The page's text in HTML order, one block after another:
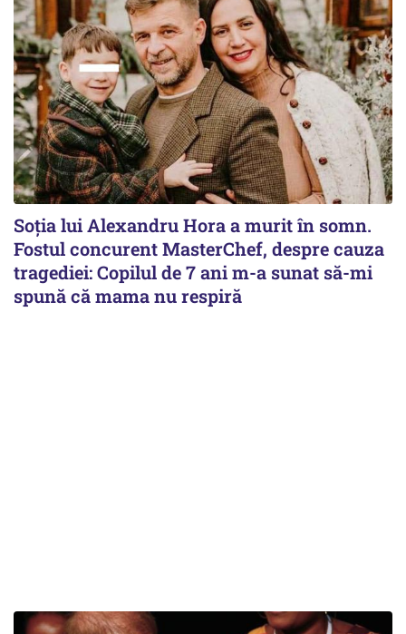
Soția lui Alexandru Hora a murit în somn.
Fostul concurent MasterChef, despre cauza
tragediei: Copilul de 7 ani m-a sunat să-mi
spună că mama nu respiră